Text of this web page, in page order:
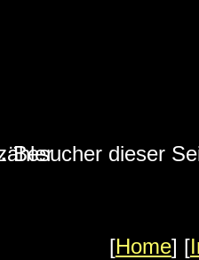
.Besucher dieser
[Home] [